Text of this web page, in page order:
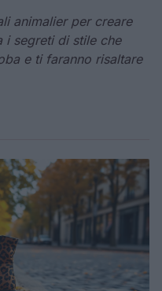
animalier per creare
i segreti di stile che
e ti faranno risaltare